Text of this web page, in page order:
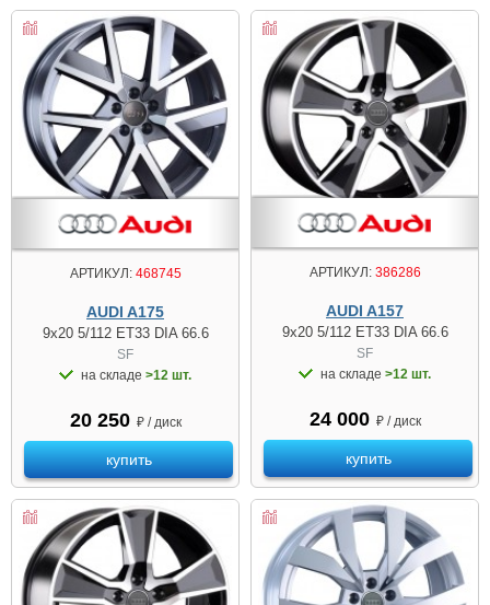
АРТИКУЛ:468745
AUDI A175
9x20 5/112 ET33 DIA 66.6
SF
на складе >12 шт.
20 250 ₽ / диск
купить
АРТИКУЛ:386286
AUDI A157
9x20 5/112 ET33 DIA 66.6
SF
на складе >12 шт.
24 000 ₽ / диск
купить